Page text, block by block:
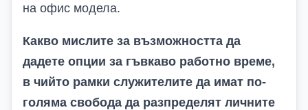
на офис модела.
Какво мислите за възможността да
дадете опции за гъвкаво работно време,
в чийто рамки служителите да имат по-
голяма свобода да разпределят личните